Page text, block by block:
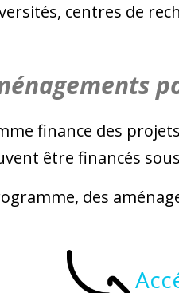
centres de
finance des
être financés
des